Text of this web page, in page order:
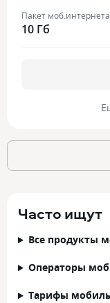
Пакет моб.интернета
10 Гб
Часто ищут
Все продукты
Операторы
Тарифы